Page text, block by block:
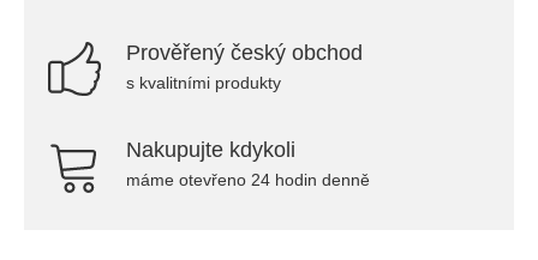
Prověřený český obchod
s kvalitními produkty
Nakupujte kdykoli
máme otevřeno 24 hodin denně